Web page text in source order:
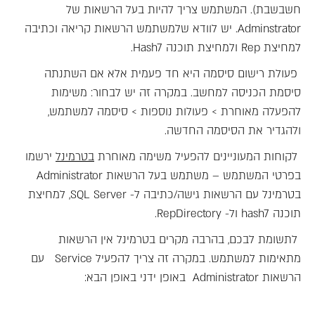
חשבשבת). המשתמש צריך להיות בעל הרשאות של
Adminstrator. יש לוודא שלמשתמש הרשאות קריאה וכתיבה
למחיצת Rep ולמחיצת תוכנה Hash7.
פעולת רישום סיסמה היא חד פעמית אלא אם השתנתה
סיסמת הכניסה למחשב. במקרה זה יש לבחור: משימות
להפעלה מאוחרת > פעולות נוספות > סיסמה למשתמש,
ולהגדיר את הסיסמה החדשה.
לקוחות המעוניינים להפעיל משימה מאוחרת בטרמינל ירשמו
בפרטי המשתמש – משתמש בעל הרשאות Administrator
בטרמינל עם הרשאות גישה/כתיבה ל- SQL Server, למחיצת
תוכנה hash7 ול- RepDirectory.
לתשומת לבכם, בהרבה מקרים בטרמינל אין הרשאות
מתאימות למשתמש. במקרה זה צריך להפעיל Service עם
הרשאות Administrator באופן ידני באופן הבא: